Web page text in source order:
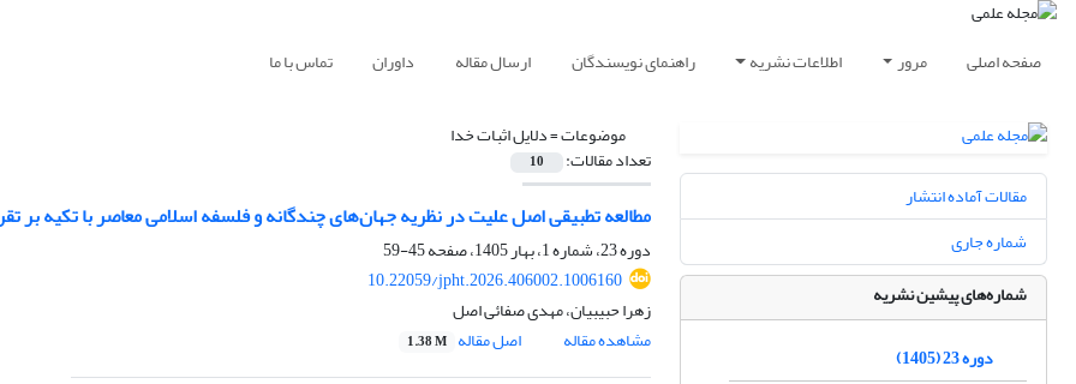
صفحه اصلی مرور اطلاعات نشریه راهنمای نویسندگان ارسال مقاله داوران تماس با ما
موضوعات =دلایل اثبات خدا
تعداد مقالات: 10
مطالعه تطبیقی اصل علیت در نظریه‌ جهان‌های چندگانه و فلسفه اسلامی معاصر با تکیه بر
دوره 23، شماره 1، بهار 1405، صفحه
45-59
10.22059/jpht.2026.406002.1006160
زهرا حبیبیان، مهدی صفائی اصل
مشاهده مقاله
اصل مقاله 1.38 M
مقالات آماده انتشار
شماره جاری
شماره‌های پیشین نشریه
دوره 23 (1405)